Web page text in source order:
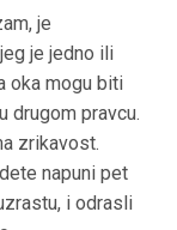
je
je jedno ili
oka mogu biti
drugom pravcu.
zrikavost.
napuni pet
i odrasli